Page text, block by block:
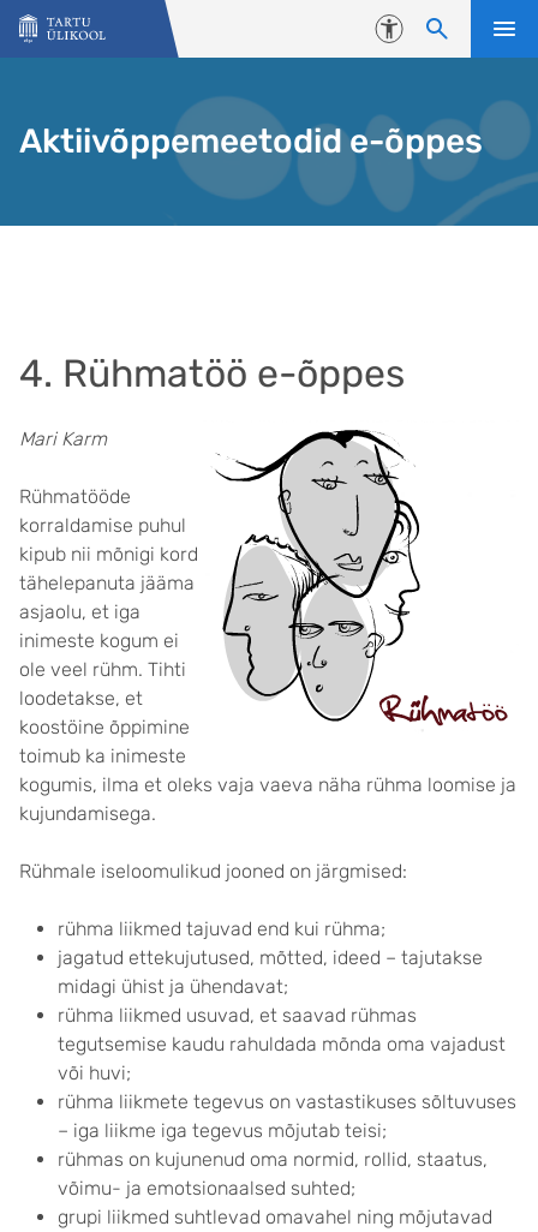
Liigu edasi põhisisu juurde
Juurdepääsetavus
Aktiivõppemeetodid e-õppes
4. Rühmatöö e-õppes
Mari Karm
Rühmatööde
korraldamise puhul
kipub nii mõnigi kord
tähelepanuta jääma
asjaolu, et iga
inimeste kogum ei
ole veel rühm. Tihti
loodetakse, et
koostöine õppimine
toimub ka inimeste
kogumis, ilma et oleks vaja vaeva näha rühma loomise ja
kujundamisega.
Rühmale iseloomulikud jooned on järgmised:
rühma liikmed tajuvad end kui rühma;
jagatud ettekujutused, mõtted, ideed – tajutakse
midagi ühist ja ühendavat;
rühma liikmed usuvad, et saavad rühmas
tegutsemise kaudu rahuldada mõnda oma vajadust
või huvi;
rühma liikmete tegevus on vastastikuses sõltuvuses
– iga liikme iga tegevus mõjutab teisi;
rühmas on kujunenud oma normid, rollid, staatus,
võimu- ja emotsionaalsed suhted;
grupi liikmed suhtlevad omavahel ning mõjutavad